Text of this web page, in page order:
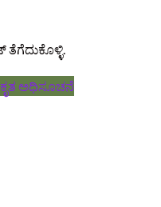
ತೆಗೆದುಕೊಳ್ಳಿ.
ಅಧಿಸೂಚನೆ